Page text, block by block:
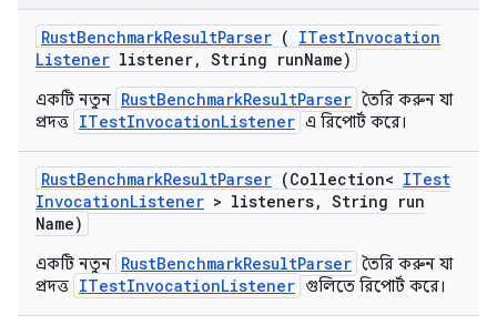
RustBenchmarkResultParser ( ITestInvocation
Listener listener, String runName)
একটি নতুন RustBenchmarkResultParser তৈরি করুন যা
প্রদত্ত ITestInvocationListener এ রিপোর্ট করে।
RustBenchmarkResultParser (Collection< ITest
InvocationListener > listeners, String run
Name)
একটি নতুন RustBenchmarkResultParser তৈরি করুন যা
প্রদত্ত ITestInvocationListener গুলিতে রিপোর্ট করে।